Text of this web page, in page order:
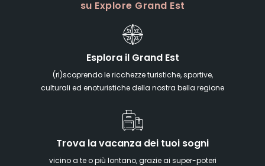
su Explore Grand Est
Esplora il Grand Est
(ri)scoprendo le ricchezze turistiche, sportive,
culturali ed enoturistiche della nostra bella regione
Trova la vacanza dei tuoi sogni
vicino a te o più lontano, grazie ai super-poteri